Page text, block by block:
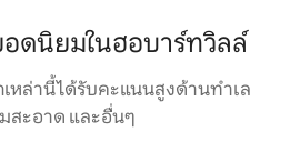
ดนิยมในฮอบาร์ทวิลล์
หล่านี้ได้รับคะแนนสูงด้านทำเล
สะอาด และอื่นๆ